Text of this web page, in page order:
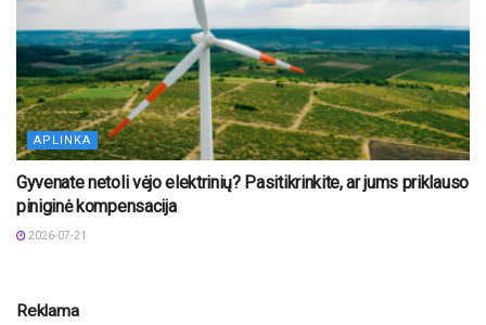
APLINKA
Gyvenate netoli vėjo elektrinių? Pasitikrinkite, ar jums priklauso
piniginė kompensacija
2026-07-21
Reklama